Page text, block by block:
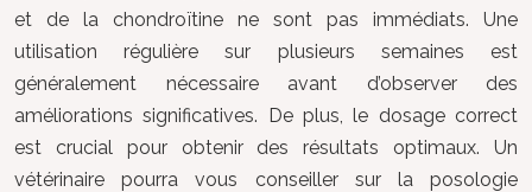
et de la chondroïtine ne sont pas immédiats. Une
utilisation régulière sur plusieurs semaines est
généralement nécessaire avant d’observer des
améliorations significatives. De plus, le dosage correct
est crucial pour obtenir des résultats optimaux. Un
vétérinaire pourra vous conseiller sur la posologie